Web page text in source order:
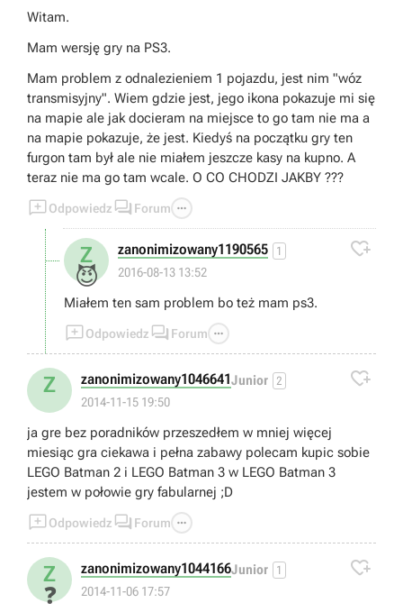
Witam.
Mam wersję gry na PS3.
Mam problem z odnalezieniem 1 pojazdu, jest nim "wóz
transmisyjny". Wiem gdzie jest, jego ikona pokazuje mi się
na mapie ale jak docieram na miejsce to go tam nie ma a
na mapie pokazuje, że jest. Kiedyś na początku gry ten
furgon tam był ale nie miałem jeszcze kasy na kupno. A
teraz nie ma go tam wcale. O CO CHODZI JAKBY ???
Odpowiedz  Forum 
Z
😈
zanonimizowany1190565 1
2016-08-13 13:52

Miałem ten sam problem bo też mam ps3.
Odpowiedz  Forum 
Z zanonimizowany1046641Junior 2
2014-11-15 19:50

ja gre bez poradników przeszedłem w mniej więcej
miesiąc gra ciekawa i pełna zabawy polecam kupic sobie
LEGO Batman 2 i LEGO Batman 3 w LEGO Batman 3
jestem w połowie gry fabularnej ;D
Odpowiedz  Forum 
Z
❓
zanonimizowany1044166Junior 1
2014-11-06 17:57
